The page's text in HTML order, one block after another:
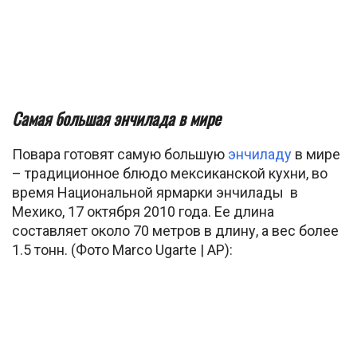
Самая большая энчилада в мире
Повара готовят самую большую энчиладу в мире
– традиционное блюдо мексиканской кухни, во
время Национальной ярмарки энчилады в
Мехико, 17 октября 2010 года. Ее длина
составляет около 70 метров в длину, а вес более
1.5 тонн. (Фото Marco Ugarte | AP):